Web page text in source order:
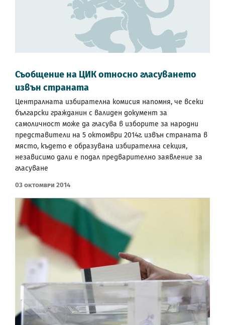
Съобщение на ЦИК относно гласуването
извън страната
Централната избирателна комисия напомня, че всеки
български гражданин с валиден документ за
самоличност може да гласува в изборите за народни
представители на 5 октомври 2014г. извън страната в
място, където е образувана избирателна секция,
независимо дали е подал предварително заявление за
гласуване
03 Октомври 2014